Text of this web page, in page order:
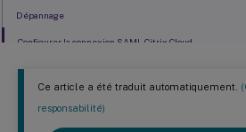
Ce article a été traduit automatiquement.
responsabilité)
Dépannage
Configurer la connexion SAML Citrix Cloud